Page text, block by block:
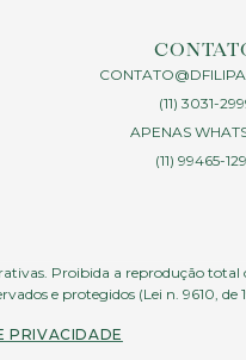
(11) 3031-
APENAS
(11) 99465-
Proibida a reprodução total
e protegidos (Lei n. 9610, de
PRIVACIDADE